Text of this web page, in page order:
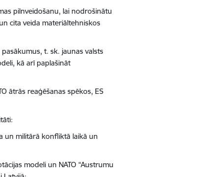
pilnveidošanu, lai nodrošinātu
cita veida materiāltehniskos
t. sk. jaunas valsts
kā arī paplašināt
ātrās reaģēšanas spēkos, ES
un militārā konfliktā laikā un
modeli un NATO “Austrumu